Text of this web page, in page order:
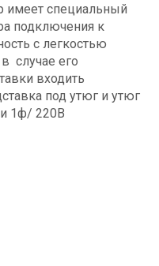
имеет специальный
подключения к
с легкостью
случае его
входить
под утюг и утюг
1ф/ 220В